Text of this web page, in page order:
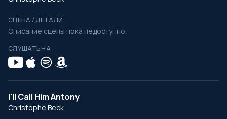
СЦЕНА / ДЕТАЛИ
Описание сцены пока недоступно.
СЛУШАТЬ НА
I'll Call Him Antony
Christophe Beck